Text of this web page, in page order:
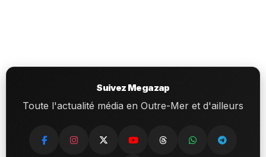
Suivez Megazap
Toute l'actualité média en Outre-Mer et d'ailleurs